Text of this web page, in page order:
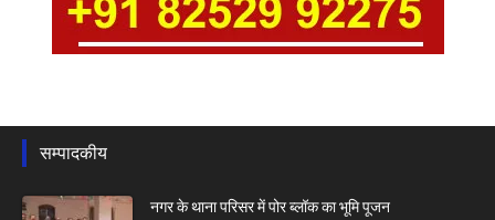
सम्पादकीय
नगर के थाना परिसर में पोर ब्लॉक का भूमि पूजन